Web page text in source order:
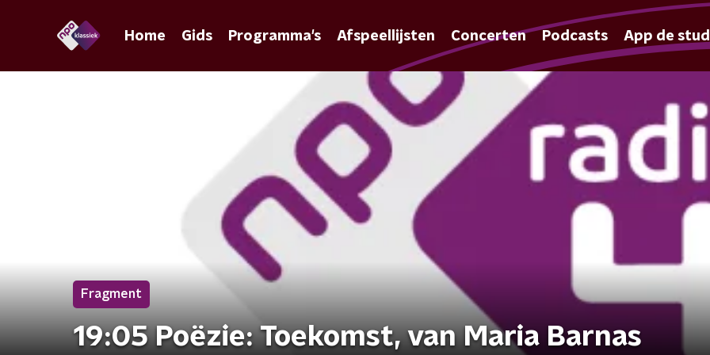
Home Gids Programma's Afspeellijsten Concerten Podcasts App de
Fragment
19:05 Poëzie: Toekomst, van Maria Barnas